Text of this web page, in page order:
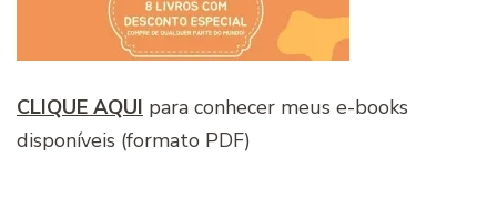
CLIQUE AQUI para conhecer meus e-books
disponíveis (formato PDF)